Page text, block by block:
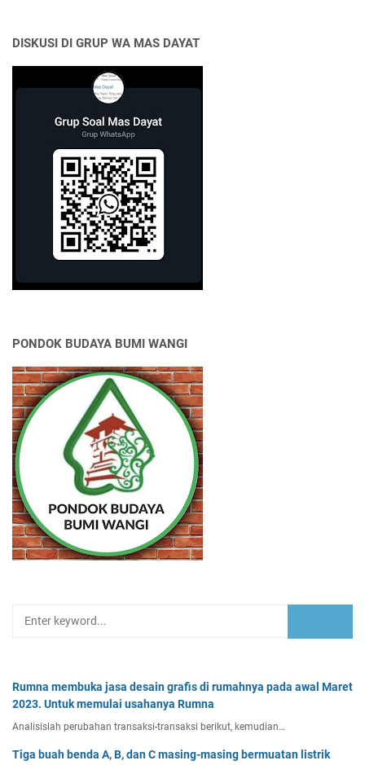
DISKUSI DI GRUP WA MAS DAYAT
PONDOK BUDAYA BUMI WANGI
Rumna membuka jasa desain grafis di rumahnya pada awal Maret
2023. Untuk memulai usahanya Rumna
Analisislah perubahan transaksi-transaksi berikut, kemudian…
Tiga buah benda A, B, dan C masing-masing bermuatan listrik